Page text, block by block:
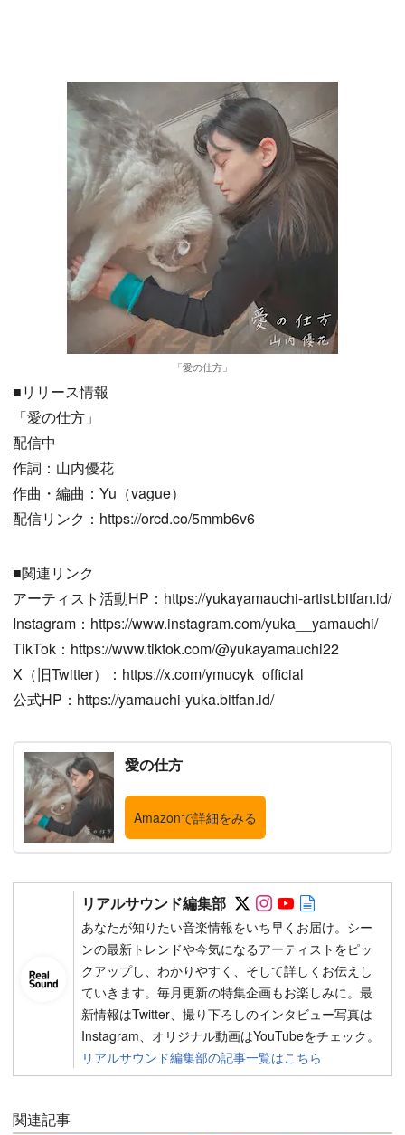
「愛の仕方」
■リリース情報
「愛の仕方」
配信中
作詞：山内優花
作曲・編曲：Yu（vague）
配信リンク：https://orcd.co/5mmb6v6
■関連リンク
アーティスト活動HP：https://yukayamauchi-artist.bitfan.id/
Instagram：https://www.instagram.com/yuka__yamauchi/
TikTok：https://www.tiktok.com/@yukayamauchi22
X（旧Twitter）：https://x.com/ymucyk_official
公式HP：https://yamauchi-yuka.bitfan.id/
愛の仕方
Amazonで詳細をみる
リアルサウンド編集部 Follow on SNS
Follow on SNS
Follow on
あなたが知りたい音楽情報をいち早くお届け。シー
ンの最新トレンドや今気になるアーティストをピッ
クアップし、わかりやすく、そして詳しくお伝えし
ていきます。毎月更新の特集企画もお楽しみに。最
新情報はTwitter、撮り下ろしのインタビュー写真は
Instagram、オリジナル動画はYouTubeをチェック。
リアルサウンド編集部の記事一覧はこちら
関連記事